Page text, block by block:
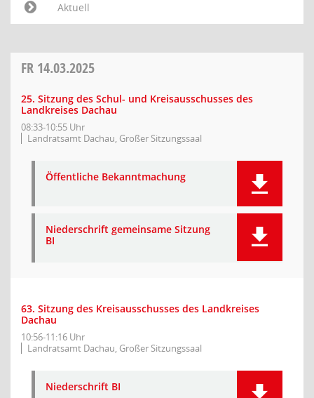
Aktuell
FR 14.03.2025
25. Sitzung des Schul- und Kreisausschusses des
Landkreises Dachau
08:33-10:55 Uhr
Landratsamt Dachau, Großer Sitzungssaal
Öffentliche Bekanntmachung
Niederschrift gemeinsame Sitzung
BI
63. Sitzung des Kreisausschusses des Landkreises
Dachau
10:56-11:16 Uhr
Landratsamt Dachau, Großer Sitzungssaal
Niederschrift BI